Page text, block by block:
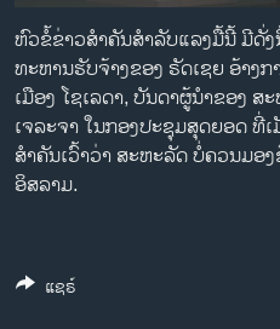
ວີດີໂອ
ສຽງ
ລາຍການກະຈາຍສຽງ
ລາຍງານ
ຕິດຕາມພວກເຮົາ ທີ່
ຫົວຂໍ້ຂ່າວສຳຄັນສຳລັບແລງມື້ນີ້ ມີດັ່
ທະຫານຮັບຈ້າງຂອງ ຣັດເຊຍ ອ້າງ
ເມືອງ ໂຊເລດາ, ບັນດາຜູ້ນຳຂອງ ສ
ເຈລະຈາ ໃນກອງປະຊຸມສຸດຍອດ ທີ່
ສຳຄັນເວົ້າວ່າ ສະຫະລັດ ບໍ່ຄວນມອ
ອິສລາມ.
ແຊຣ໌